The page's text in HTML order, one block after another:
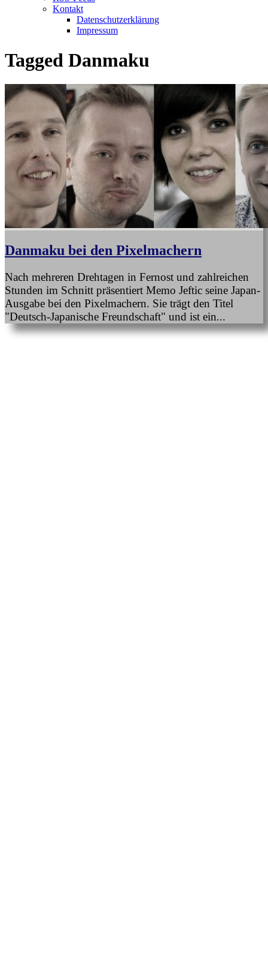
Kontakt
Datenschutzerklärung
Impressum
Tagged Danmaku
Danmaku bei den Pixelmachern
Nach mehreren Drehtagen in Fernost und zahlreichen
Stunden im Schnitt präsentiert Memo Jeftic seine Japan-
Ausgabe bei den Pixelmachern. Sie trägt den Titel
"Deutsch-Japanische Freundschaft" und ist ein...